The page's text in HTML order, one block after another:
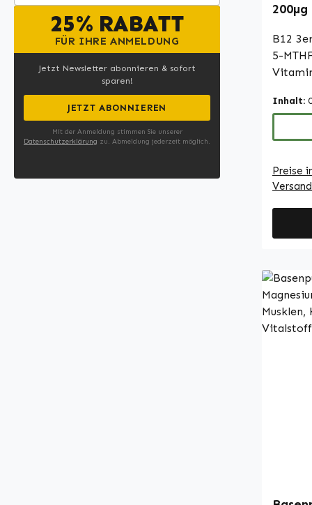
25% RABATT
FÜR IHRE ANMELDUNG
Jetzt Newsletter abonnieren & sofort
sparen!
JETZT ABONNIEREN
Mit der Anmeldung stimmen Sie unserer
Datenschutzerklärung zu. Abmeldung jederzeit möglich.
bei.
trägt
bei.
des
- für
B12
5-
durch
µg
sowie
NRV)
250
damit
Inhalt:
Preise